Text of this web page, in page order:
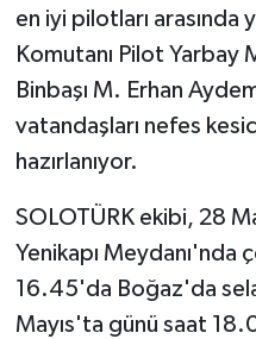
en iyi pilotları arasında
Komutanı Pilot Yarbay
Binbaşı M. Erhan
vatandaşları nefes
hazırlanıyor.
SOLOTÜRK ekibi, 28
Yenikapı Meydanı'nda
16.45'da Boğaz'da
Mayıs'ta günü saat